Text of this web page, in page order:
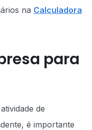
na Calculadora
para
de
é importante